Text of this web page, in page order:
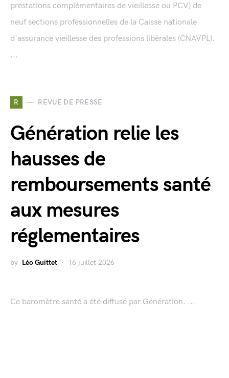
prestations complémentaires de vieillesse ou PCV) de
neuf sections professionnelles de la Caisse nationale
d'assurance vieillesse des professions libérales (CNAVPL).
...
R REVUE DE PRESSE
Génération relie les
hausses de
remboursements santé
aux mesures
réglementaires
by Léo Guittet 16 juillet 2026
Ce baromètre santé a été diffusé par Génération. ...